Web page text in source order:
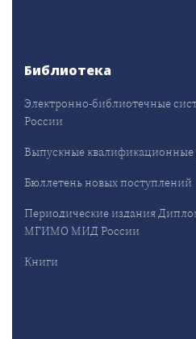
Библиотека
Электронно-библиотечные
России
Выпускные квалификационные
Бюллетень новых поступлений
Периодические издания
МГИМО МИД России
Книги